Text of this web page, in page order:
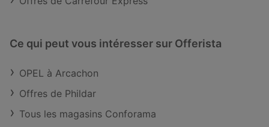
Ce qui peut vous intéresser sur Offerista
OPEL à Arcachon
Offres de Phildar
Tous les magasins Conforama